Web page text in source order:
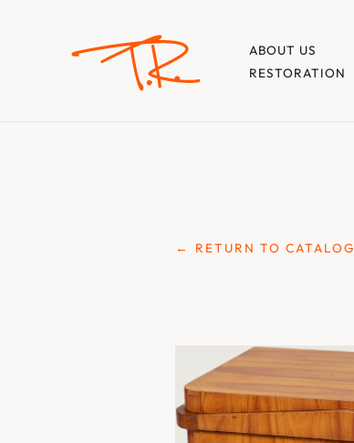
ABOUT US
RESTORATION
← RETURN TO CATALOG